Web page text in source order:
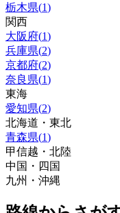
栃木県(1)
関西
大阪府(1)
兵庫県(2)
京都府(2)
奈良県(1)
東海
愛知県(2)
北海道・東北
青森県(1)
甲信越・北陸
中国・四国
九州・沖縄